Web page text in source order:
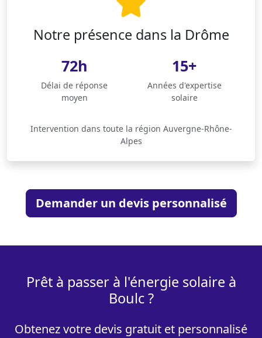
Notre présence dans la Drôme
72h
Délai de réponse
moyen
15+
Années d'expertise
solaire
Intervention dans toute la région Auvergne-Rhône-
Alpes
Demander un devis personnalisé
Prêt à passer à l'énergie solaire à
Boulc ?
Obtenez votre devis gratuit et personnalisé